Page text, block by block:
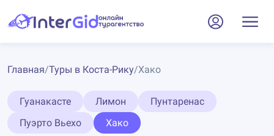
Главная/Туры в Коста-Рику/Хако
Гуанакасте Лимон
Пунтаренас
Пуэрто Вьехо
Хако